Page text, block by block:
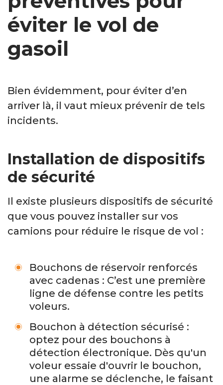
éviter le vol de
gasoil
Bien évidemment, pour éviter d’en
arriver là, il vaut mieux prévenir de tels
incidents.
Installation de dispositifs
de sécurité
Il existe plusieurs dispositifs de sécurité
que vous pouvez installer sur vos
camions pour réduire le risque de vol :
Bouchons de réservoir renforcés
avec cadenas : C’est une première
ligne de défense contre les petits
voleurs.
Bouchon à détection sécurisé :
optez pour des bouchons à
détection électronique. Dès qu'un
voleur essaie d'ouvrir le bouchon,
une alarme se déclenche, le faisant